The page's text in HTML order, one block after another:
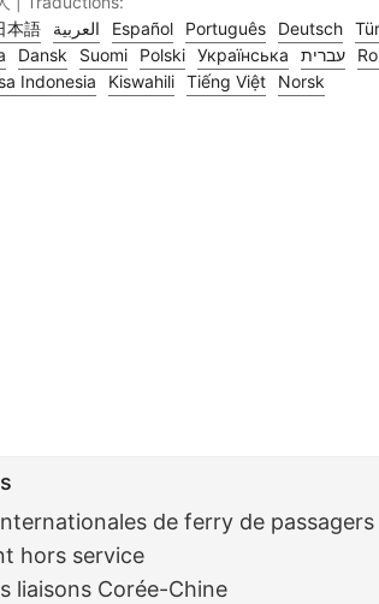
本語 العربية Español Português Deutsch
Dansk Suomi Polski Українська עברית
Indonesia Kiswahili Tiếng Việt Norsk
de ferry de passagers
hors service
liaisons Corée-Chine